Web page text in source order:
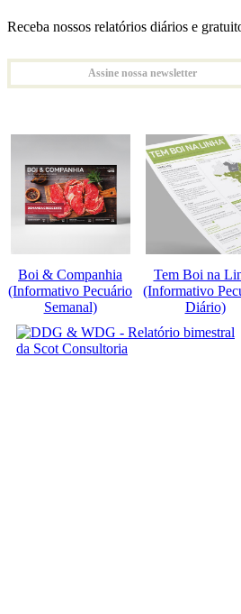
Receba nossos relatórios diários e
Assine nossa newsletter
Boi & Companhia
(Informativo Pecuário
Semanal)
Tem Boi na
(Informativo
Diário)